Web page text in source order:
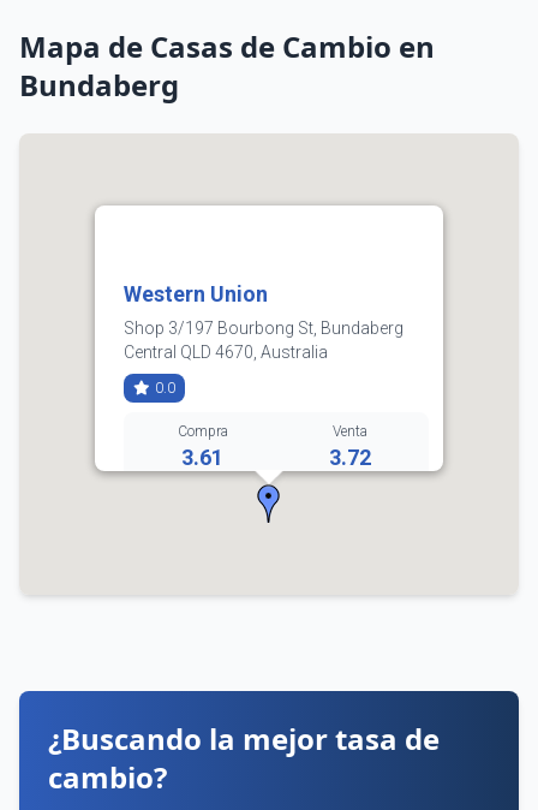
Mapa de Casas de Cambio en
Bundaberg
Western Union
Shop 3/197 Bourbong St, Bundaberg
Central QLD 4670, Australia
0.0
Compra
3.61
Venta
3.72
Cómo llegar Ver detalles
¿Buscando la mejor tasa de
cambio?